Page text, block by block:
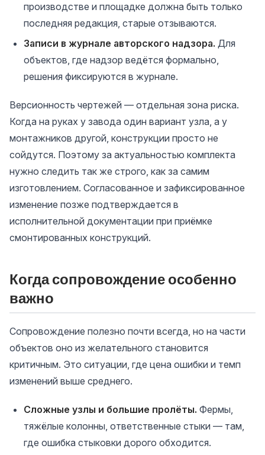
производстве и площадке должна быть только
последняя редакция, старые отзываются.
Записи в журнале авторского надзора. Для
объектов, где надзор ведётся формально,
решения фиксируются в журнале.
Версионность чертежей — отдельная зона риска.
Когда на руках у завода один вариант узла, а у
монтажников другой, конструкции просто не
сойдутся. Поэтому за актуальностью комплекта
нужно следить так же строго, как за самим
изготовлением. Согласованное и зафиксированное
изменение позже подтверждается в
исполнительной документации при приёмке
смонтированных конструкций.
Когда сопровождение особенно
важно
Сопровождение полезно почти всегда, но на части
объектов оно из желательного становится
критичным. Это ситуации, где цена ошибки и темп
изменений выше среднего.
Сложные узлы и большие пролёты. Фермы,
тяжёлые колонны, ответственные стыки — там,
где ошибка стыковки дорого обходится.